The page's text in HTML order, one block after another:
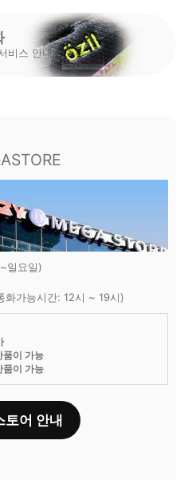
비스 안내"
일요일)
가능시간: 12시 ~ 19시)
품이 가능
품이 가능
토어 안내